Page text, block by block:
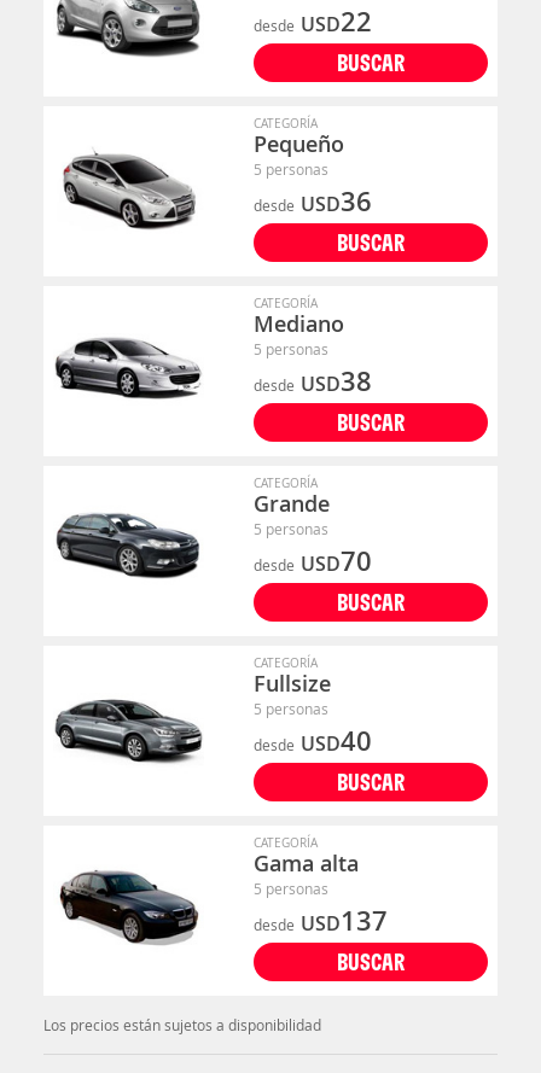
desde USD22
BUSCAR
CATEGORÍA
Pequeño
5 personas
desde USD36
BUSCAR
CATEGORÍA
Mediano
5 personas
desde USD38
BUSCAR
CATEGORÍA
Grande
5 personas
desde USD70
BUSCAR
CATEGORÍA
Fullsize
5 personas
desde USD40
BUSCAR
CATEGORÍA
Gama alta
5 personas
desde USD137
BUSCAR
Los precios están sujetos a disponibilidad